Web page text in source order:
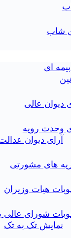
شاب
ای
دیوان عالی
وحدت رویه
آرای دیوان
های مشورتی
هیات وزیران
شورای عالی
نمایش تک به تک